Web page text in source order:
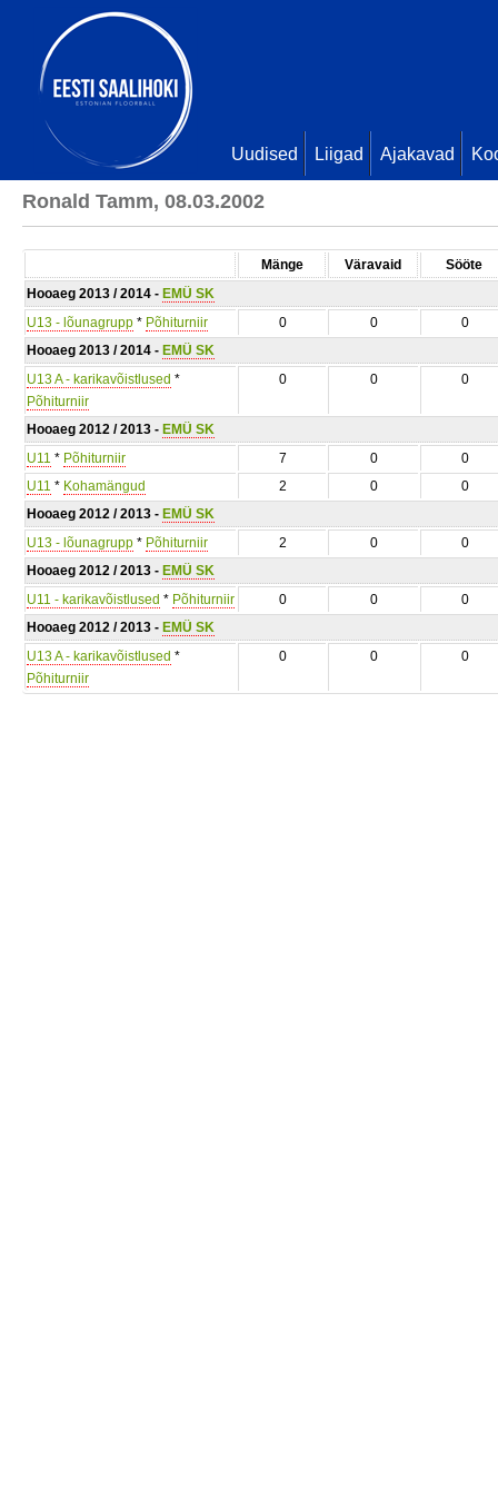
Uudised Liigad Ajakavad
Ronald Tamm, 08.03.2002
Mänge Väravaid
Sööte
Hooaeg 2013 / 2014 - EMÜ SK
U13 - lõunagrupp * Põhiturniir 0 0
0
Hooaeg 2013 / 2014 - EMÜ SK
U13 A - karikavõistlused *
Põhiturniir
0 0 0
Hooaeg 2012 / 2013 - EMÜ SK
U11 * Põhiturniir 7 0
0
U11 * Kohamängud 2 0
0
Hooaeg 2012 / 2013 - EMÜ SK
U13 - lõunagrupp * Põhiturniir 2 0
0
Hooaeg 2012 / 2013 - EMÜ SK
U11 - karikavõistlused * Põhiturniir 0 0
0
Hooaeg 2012 / 2013 - EMÜ SK
U13 A - karikavõistlused *
Põhiturniir
0 0 0